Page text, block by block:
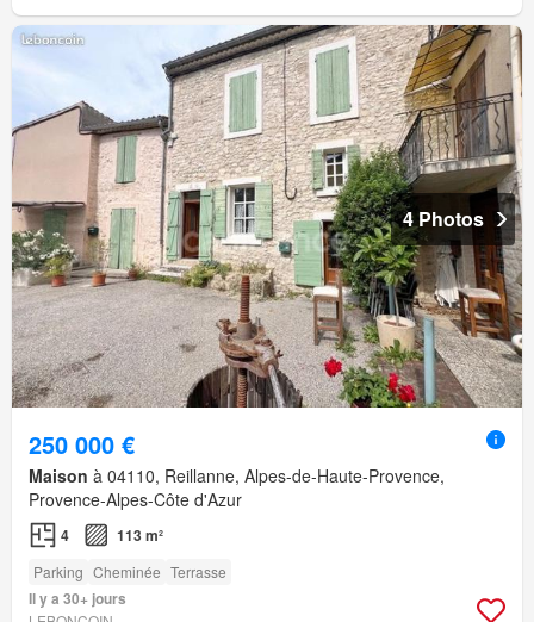
4 Photos
250 000 €
Maison à 04110, Reillanne, Alpes-de-Haute-Provence,
Provence-Alpes-Côte d'Azur
4 113 m²
Parking Cheminée Terrasse
Il y a 30+ jours